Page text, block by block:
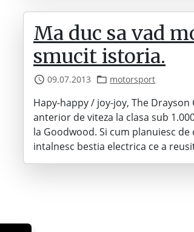
Ma duc sa vad
smucit istoria.
09.07.2013 motorsport
Hapy-happy / joy-joy, The
anterior de viteza la clasa sub
la Goodwood. Si cum planuiesc
intalnesc bestia electrica ce a